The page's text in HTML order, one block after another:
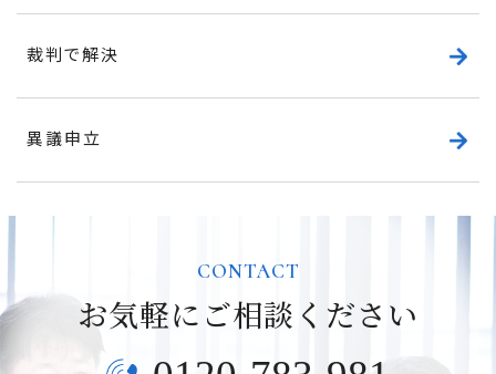
裁判で解決
異議申立
CONTACT
お気軽にご相談ください